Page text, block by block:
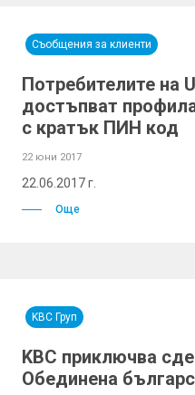
Съобщения за клиенти
Потребителите на
достъпват
с кратък ПИН код
22 юни 2017
22.06.2017 г.
Още
KBC Груп
KBC приключва
Обединена